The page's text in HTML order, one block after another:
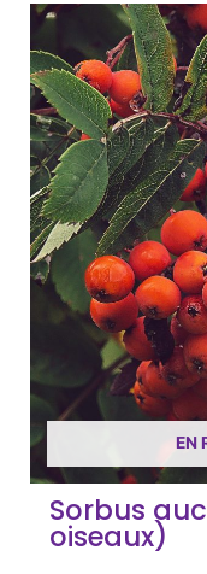
EN
Sorbus
oiseaux)